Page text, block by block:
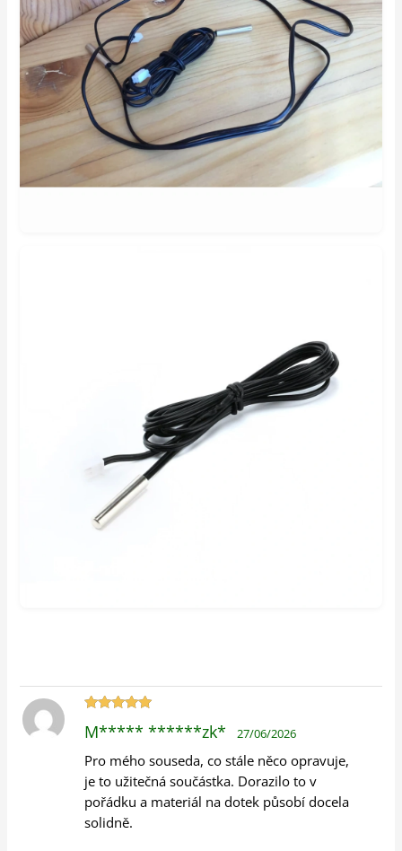
5z 5
M***** ******zk* 27/06/2026
Pro mého souseda, co stále něco opravuje,
je to užitečná součástka. Dorazilo to v
pořádku a materiál na dotek působí docela
solidně.